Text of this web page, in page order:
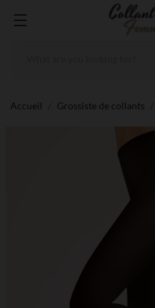
Accueil Grossiste de collants